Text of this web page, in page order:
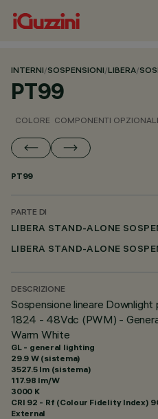
INTERNI/SOSPENSIONI/LIBERA/
PT99
COLORE COMPONENTI OPZIONALI
PT99
PARTE DI
LIBERA STAND-ALONE
DESCRIZIONE
Sospensione lineare Downlight
1824 - 48Vdc (PWM) -
Warm White
GL - general lighting
29.9 W (sistema)
3527.5 lm (sistema)
117.98 lm/W
3000 K
CRI 92 - Rf (Colour Fidelity Index)
External